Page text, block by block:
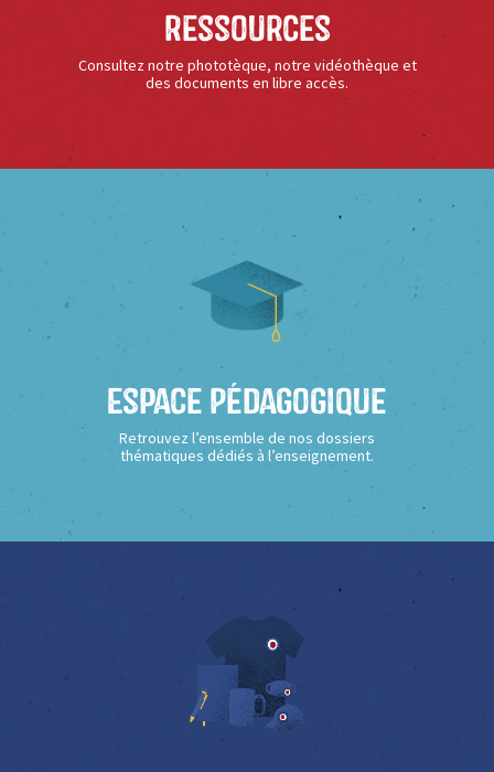
Ressources
Consultez notre phototèque, notre vidéothèque et
des documents en libre accès.
Espace Pédagogique
Retrouvez l’ensemble de nos dossiers
thématiques dédiés à l’enseignement.